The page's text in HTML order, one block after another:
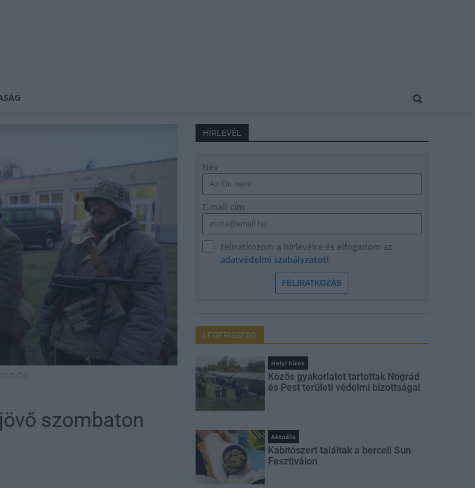
szombaton
HÍRLEVÉL
Név
E-mail cím
Feliratkozom a hírlevélre és elfogadom az
adatvédelmi szabályzatot!
FELIRATKOZÁS
LEGFRISSEBB
Helyi hírek
Közös gyakorlatot tartottak Nógrád
és Pest területi védelmi bizottságai
Aktuális
Kábítószert találtak a berceli Sun
Fesztiválon